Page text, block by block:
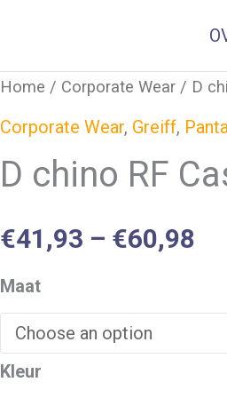
Home / Corporate Wear / D
Corporate Wear, Greiff,
D chino RF
€41,93 – €60,98
Maat
Kleur